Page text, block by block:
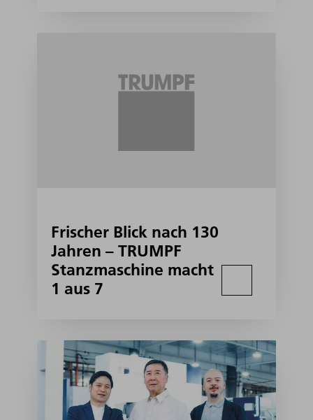
Frischer Blick nach 130
Jahren – TRUMPF
Stanzmaschine macht
1 aus 7